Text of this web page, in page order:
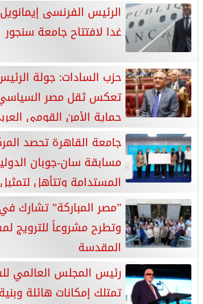
الرئيس الفرنسى
غدا لافتتاح جامعة سنجور
حزب السادات: جولة
تعكس ثقل مصر
حماية الأمن القومي
جامعة القاهرة تحصد
مسابقة سان-جوبان
المستدامة وتتأهل
صربيا
”مصر المباركة” تشارك
وتطرح مشروعاً للترويج
المقدسة
رئيس المجلس العالمي
تمتلك إمكانات هائلة